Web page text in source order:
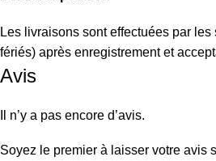
Les livraisons sont effectuées par
fériés) après enregistrement et
Avis
Il n’y a pas encore d’avis.
Soyez le premier à laisser votre avis